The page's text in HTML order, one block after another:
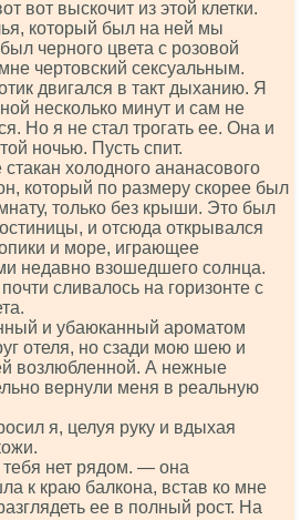
вот выскочит из этой клетки.
который был на ней мы
черного цвета с розовой
чертовский сексуальным.
двигался в такт дыханию. Я
несколько минут и сам не
Но я не стал трогать ее. Она и
ночью. Пусть спит.
холодного ананасового
который по размеру скорее был
только без крыши. Это был
и отсюда открывался
и море, играющее
недавно взошедшего солнца.
сливалось на горизонте с
и убаюканный ароматом
отеля, но сзади мою шею и
возлюбленной. А нежные
вернули меня в реальную
я, целуя руку и вдыхая
тебя нет рядом. — она
к краю балкона, встав ко мне
ее в полный рост. На